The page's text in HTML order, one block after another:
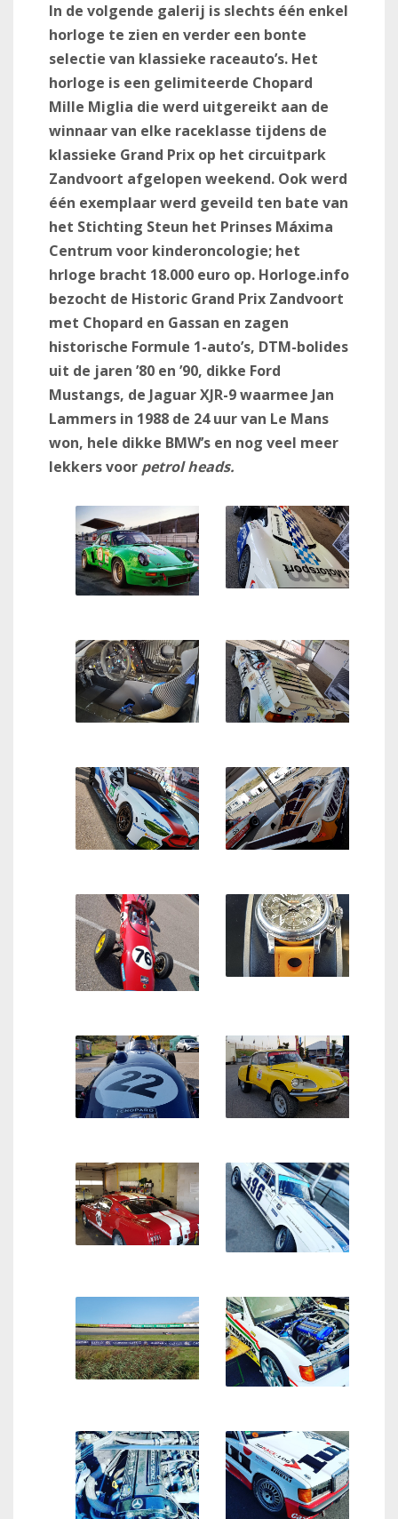
In de volgende galerij is slechts één enkel
horloge te zien en verder een bonte
selectie van klassieke raceauto’s. Het
horloge is een gelimiteerde Chopard
Mille Miglia die werd uitgereikt aan de
winnaar van elke raceklasse tijdens de
klassieke Grand Prix op het circuitpark
Zandvoort afgelopen weekend. Ook werd
één exemplaar werd geveild ten bate van
het Stichting Steun het Prinses Máxima
Centrum voor kinderoncologie; het
hrloge bracht 18.000 euro op. Horloge.info
bezocht de Historic Grand Prix Zandvoort
met Chopard en Gassan en zagen
historische Formule 1-auto’s, DTM-bolides
uit de jaren ’80 en ’90, dikke Ford
Mustangs, de Jaguar XJR-9 waarmee Jan
Lammers in 1988 de 24 uur van Le Mans
won, hele dikke BMW’s en nog veel meer
lekkers voor petrol heads.
Gifgroen en giftig deze
Porsche 911 in race trim
De zeer exclusieve en
exotische McLaren F1 GTR
Longtail met BMW V12
onder het carbon
Het interieur van de
McLaren F1 GTR Longtail
BMW M1 in beierse
uitdossing
Deze BMW M8 reed dit jaar
de 24 uur van Le Mans
Jan Lammers won in deze
Jaguar XJR-9 de 1988-editie
van de 24 uur van Le
Mans
Deze oude Lotus formle
wagen oogt bijna schattig,
maar is een zeer serieus
snelle auto
details is voor de
verschillende winnaars én
voor de hoogste bieder
tijdens de veiling
Chopard is de hoofdsponsor
van de Historic Grand Prix
Zandvoort
Wat een woestijnbolide!
Parijs-Dakar is een eitje in
deze ietwat omgebouwde
Citroën DS!
Klassieke rode muscle car.
Ford Mustang fastback
Tim Coronel reed,pardon,
driftte, genodigden rond in
deze Mustang GT350
Goed kijken, maar daar
rijdt toch echt een Formule
1 Lotus van vroeger
DTM Mercedes-Benz 190E
2.5-16 Evo van begin jaren
’90